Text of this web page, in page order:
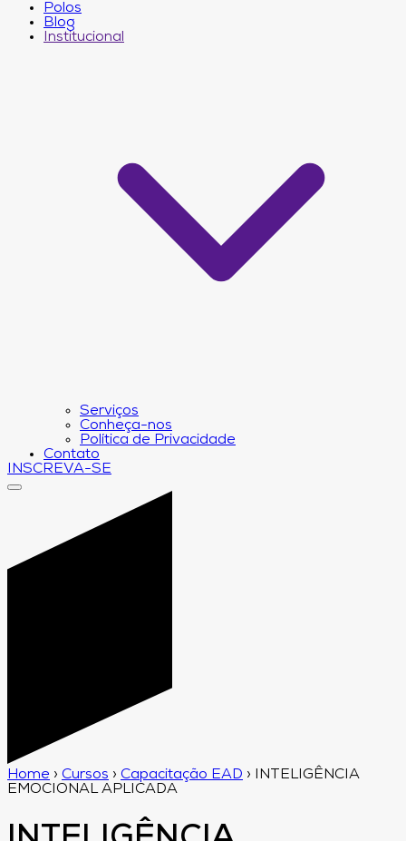
Polos
Blog
Institucional
Serviços
Conheça-nos
Política de Privacidade
Contato
INSCREVA-SE
Home › Cursos › Capacitação EAD ›
INTELIGÊNCIA
EMOCIONAL APLICADA